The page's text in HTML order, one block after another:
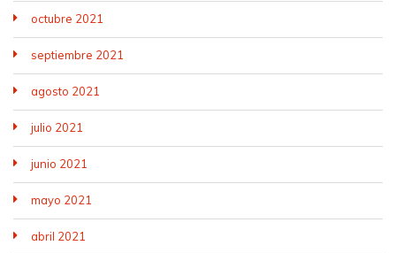
octubre 2021
septiembre 2021
agosto 2021
julio 2021
junio 2021
mayo 2021
abril 2021